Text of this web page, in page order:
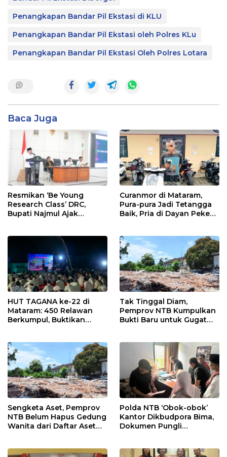
Penangkapan Bandar Pil Ekstasi di KLU
Penangkapan Bandar Pil Ekstasi oleh Polres KLu
Penangkapan Bandar Pil Ekstasi Oleh Polres Lotara
Baca Juga
Resmikan ‘Be Young
Research Class’ DRC,
Bupati Najmul Ajak
Demi Perbaikan Kebijakan
Curanmor di Mataram,
Pura-pura Jadi Tetangga
Baik, Pria di Dayan Peken
HUT TAGANA ke-22 di
Mataram: 450 Relawan
Berkumpul, Buktikan
Tak Tinggal Diam,
Pemprov NTB Kumpulkan
Bukti Baru untuk Gugat
Sengketa Aset, Pemprov
NTB Belum Hapus Gedung
Wanita dari Daftar Aset
Polda NTB ‘Obok-obok’
Kantor Dikbudpora Bima,
Dokumen Pungli